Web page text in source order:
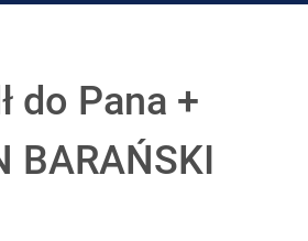
do Pana +
BARAŃSKI